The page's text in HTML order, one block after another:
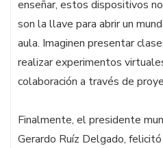
enseñar, estos dispositivos
son la llave para abrir un
aula. Imaginen presentar
realizar experimentos
colaboración a través de
Finalmente, el presidente
Gerardo Ruíz Delgado,